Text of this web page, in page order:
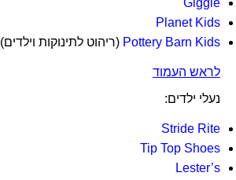
Giggle
Planet Kids
Pottery Barn Kids (ריהוט לתינוקות וילדים)
לראש העמוד
נעלי ילדים:
Stride Rite
Tip Top Shoes
Lester’s